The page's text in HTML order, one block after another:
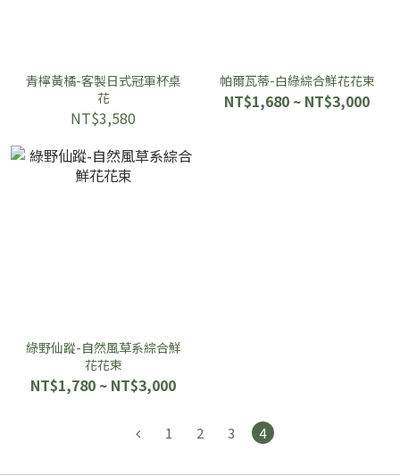
青檸黃橘-客製日式冠軍杯桌
花
NT$3,580
帕爾瓦蒂-白綠綜合鮮花花束
NT$1,680 ~ NT$3,000
綠野仙蹤-自然風草系綜合鮮
花花束
NT$1,780 ~ NT$3,000
1 2 3 4